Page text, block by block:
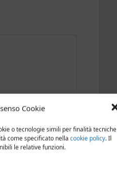
Cookie
o tecnologie simili per finalità tecniche
come specificato nella cookie policy. Il
le relative funzioni.